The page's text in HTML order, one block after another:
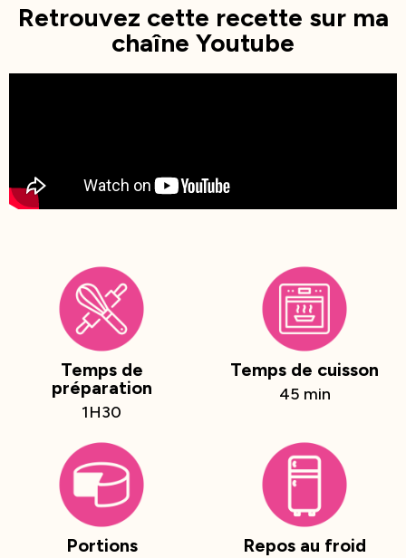
Retrouvez cette recette sur ma
chaîne Youtube
Temps de
préparation
1H30
Temps de cuisson
45 min
Portions Repos au froid